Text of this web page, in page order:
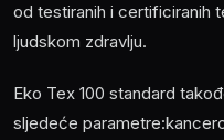
od testiranih i certificiranih
ljudskom zdravlju.
Eko Tex 100 standard
sljedeće